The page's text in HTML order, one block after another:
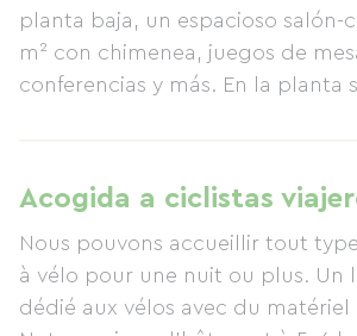
planta baja, un espacioso salón-
m² con chimenea, juegos de
conferencias y más. En la planta
de 2 hectáreas de terreno para
nuestras cabras, gallinas y perro:
de prado con senderos
petanca, una piscina, una mesa
otros juegos. El prado, las
Acogida a ciclistas
Nous pouvons accueillir tout
à vélo pour une nuit ou plus. Un
dédié aux vélos avec du